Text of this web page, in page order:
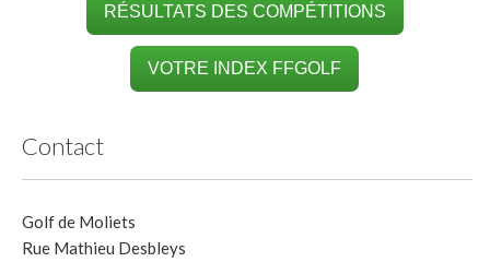
RÉSULTATS DES COMPÉTITIONS
VOTRE INDEX FFGOLF
Contact
Golf de Moliets
Rue Mathieu Desbleys